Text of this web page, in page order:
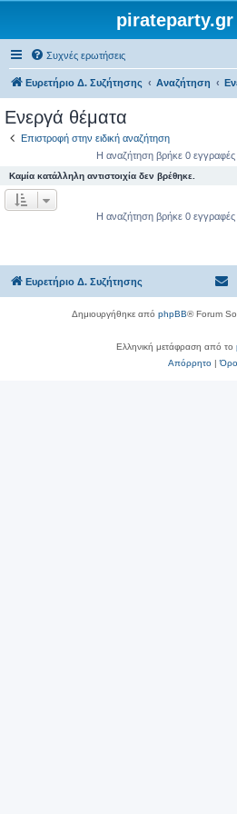
Συχνές ερωτήσεις
Ευρετήριο Δ. Συζήτησης Αναζήτηση
Ενεργά θέματα
Επιστροφή στην ειδική αναζήτηση
Η αναζήτηση βρήκε 0 εγγραφές
Καμία κατάλληλη αντιστοιχία δεν βρέθηκε.
Η αναζήτηση βρήκε 0 εγγραφές
Ευρετήριο Δ. Συζήτησης
Δημιουργήθηκε από phpBB® Forum
Ελληνική μετάφραση από το
Απόρρητο|